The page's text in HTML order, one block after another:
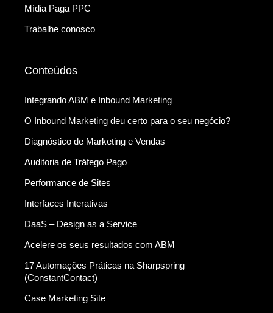
Mídia Paga PPC
Trabalhe conosco
Conteúdos
Integrando ABM e Inbound Marketing
O Inbound Marketing deu certo para o seu negócio?
Diagnóstico de Marketing e Vendas
Auditoria de Tráfego Pago
Performance de Sites
Interfaces Interativas
DaaS – Design as a Service
Acelere os seus resultados com ABM
17 Automações Práticas na Sharpspring
(ConstantContact)
Case Marketing Site